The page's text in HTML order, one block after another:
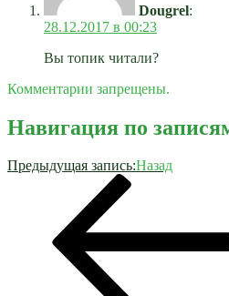
Dougrel:
28.12.2017 в 00:23
Вы топик читали?
Комментарии запрещены.
Навигация по
Предыдущая запись:Назад